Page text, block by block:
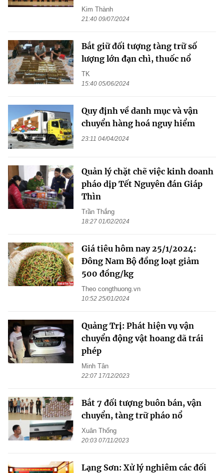
Kim Thành
21:40 09/07/2024
Bắt giữ đối tượng tàng trữ số
lượng lớn đạn chì, thuốc nổ
TK
15:40 05/06/2024
Quy định về danh mục và vận
chuyển hàng hoá nguy hiểm
23:11 04/04/2024
Quản lý chặt chẽ việc kinh doanh
pháo dịp Tết Nguyên đán Giáp
Thìn
Trần Thắng
18:27 01/02/2024
Giá tiêu hôm nay 25/1/2024:
Đông Nam Bộ đồng loạt giảm
500 đồng/kg
Theo congthuong.vn
10:52 25/01/2024
Quảng Trị: Phát hiện vụ vận
chuyển động vật hoang dã trái
phép
Minh Tân
22:07 17/12/2023
Bắt 7 đối tượng buôn bán, vận
chuyển, tàng trữ pháo nổ
Xuân Thống
20:03 07/11/2023
Lạng Sơn: Xử lý nghiêm các đối